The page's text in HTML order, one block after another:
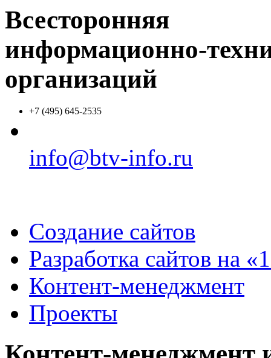
Всесторонняя
информационно-
организаций
+7 (495) 645-2535
info@btv-info.ru
Создание сайтов
Разработка сайтов на
Контент-менеджмент
Проекты